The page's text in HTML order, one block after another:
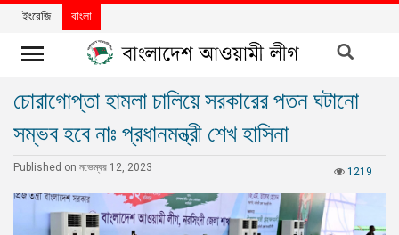
খবর
দলের
বিশেষ
ইংরেজি বাংলা
চোরাগোপ্তা হামলা চালিয়ে সরকারের পতন ঘটানো
সম্ভব হবে নাঃ প্রধানমন্ত্রী শেখ হাসিনা
1219
Published on নভেম্বর 12, 2023